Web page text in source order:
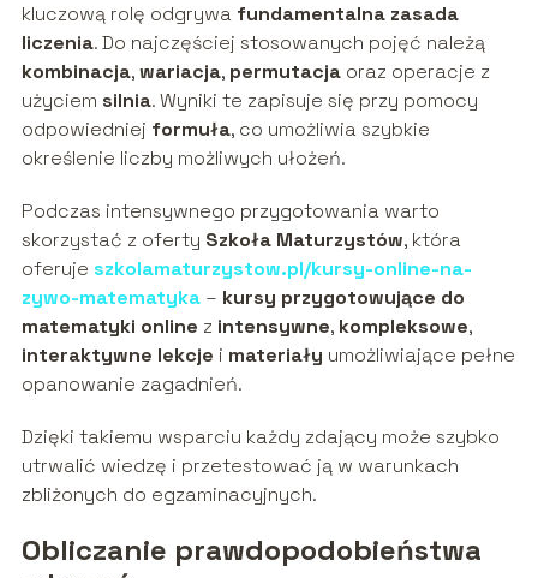
kluczową rolę odgrywa fundamentalna zasada
liczenia. Do najczęściej stosowanych pojęć należą
kombinacja,wariacja, permutacjaoraz operacje z
użyciem silnia. Wyniki te zapisuje się przy pomocy
odpowiedniej formuła, co umożliwia szybkie
określenie liczby możliwych ułożeń.
Podczas intensywnego przygotowania warto
skorzystać z oferty Szkoła Maturzystów, która
oferuje szkolamaturzystow.pl/kursy-online-na-
zywo-matematyka– kursy przygotowujące do
matematyki online z intensywne, kompleksowe,
interaktywne lekcje i materiały umożliwiające pełne
opanowanie zagadnień.
Dzięki takiemu wsparciu każdy zdający może szybko
utrwalić wiedzę i przetestować ją w warunkach
zbliżonych do egzaminacyjnych.
Obliczanie prawdopodobieństwa